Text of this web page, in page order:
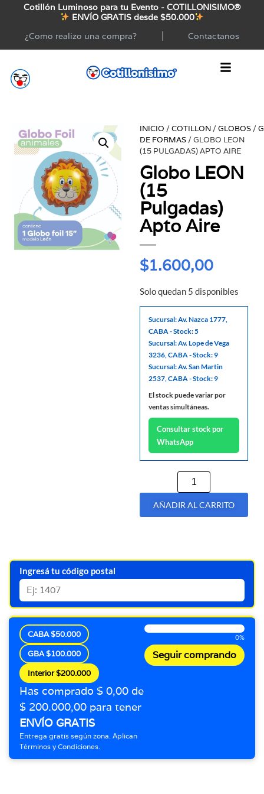
Cotillón Luminoso para tu Evento - COTILLONISIMO®
ENVÍO GRATIS desde $50.000
¿Como realizo una compra?
Contactanos
INICIO /COTILLON /GLOBOS /
DE FORMAS / GLOBO LEON
(15 PULGADAS) APTO AIRE
Globo LEON
(15
Pulgadas)
Apto Aire
$1.600,00
Solo quedan 5 disponibles
Sucursal: Av. Nazca 1777,
CABA - Stock: 5
Sucursal: Av. Lope de Vega
3236, CABA - Stock: 9
Sucursal: Av. San Martin
2537, CABA - Stock: 9
El stock puede variar por
ventas simultáneas.
Consultar stock por
WhatsApp
AÑADIR AL CARRITO
Ingresá tu código postal
CABA $50.000
GBA $100.000
Interior $200.000
Has comprado $ 0,00 de
$ 200.000,00 para tener
ENVÍO GRATIS
Entrega gratis según zona. Aplican
Términos y Condiciones.
0%
Seguir comprando